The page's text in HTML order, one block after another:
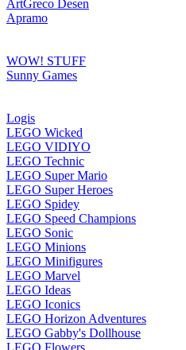
ArtGreco Desen
Apramo
WOW! STUFF
Sunny Games
Logis
LEGO Wicked
LEGO VIDIYO
LEGO Technic
LEGO Super Mario
LEGO Super Heroes
LEGO Spidey
LEGO Speed Champions
LEGO Sonic
LEGO Minions
LEGO Minifigures
LEGO Marvel
LEGO Ideas
LEGO Iconics
LEGO Horizon Adventures
LEGO Gabby's Dollhouse
LEGO Flowers